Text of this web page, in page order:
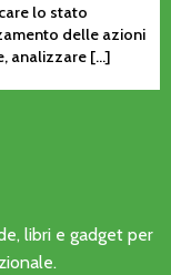
lo stato
delle azioni
analizzare […]
libri e gadget per